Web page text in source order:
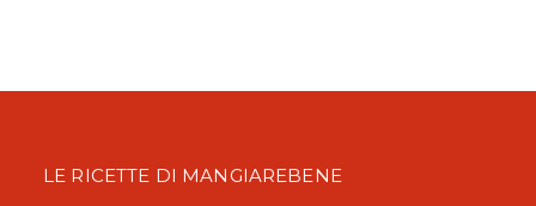
LE RICETTE DI MANGIAREBENE